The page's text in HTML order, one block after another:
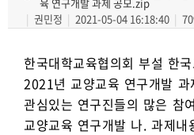
권민정
2021-05-04 16:18:40
한국대학교육협의회 부설 한
2021년 교양교육 연구개발 과
관심있는 연구진들의 많은 참
교양교육 연구개발 나. 과제